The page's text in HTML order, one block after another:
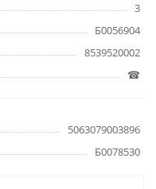
3
Б0056904
8539520002
☎
5063079003896
Б0078530